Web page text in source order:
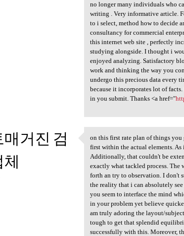
no longer many individuals who
writing . Very informative article.
to i select, method how to decide
consultancy for commercial
this internet web site , perfectly
studying alongside. I thought i
enjoyed analyzing. Satisfactory
work and thinking the way you
undergo this precious data every
because it incorporates lot of
in you submit. Thanks <a href="
거진 검
on this first rate plan of
on this first rate plan of things you
first within the actual elements. As
Additionally, that couldn't be
exactly what tackled process.
forth an try to observation. I don't
the reality that i can absolutely
you seem to interface the mind
in your problem yet believe
am truly adoring the layout/
tough to get that splendid
successfully with this. Moreover,